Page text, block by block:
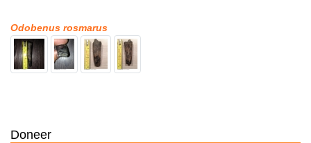
Odobenus rosmarus
Doneer